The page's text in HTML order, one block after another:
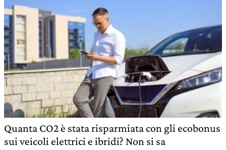
Quanta CO2 è stata risparmiata con gli ecobonus
sui veicoli elettrici e ibridi? Non si sa